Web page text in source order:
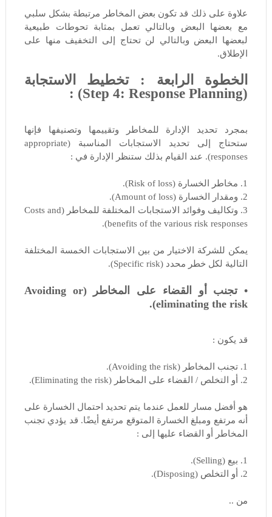
علاوة على ذلك قد تكون بعض المخاطر مرتبطة بشكل سلبي
مع بعضها البعض وبالتالي تعمل بمثابة تحوطات طبيعية
لبعضها البعض وبالتالي لن تحتاج إلى التخفيف منها على
الإطلاق.
الخطوة الرابعة : تخطيط الاستجابة
(Step 4: Response Planning) :
بمجرد تحديد الإدارة للمخاطر وتقييمها وتصنيفها فإنها
ستحتاج إلى تحديد الاستجابات المناسبة (appropriate
responses). عند القيام بذلك ستنظر الإدارة في :
1. مخاطر الخسارة (Risk of loss).
2. ومقدار الخسارة (Amount of loss).
3. وتكاليف وفوائد الاستجابات المختلفة للمخاطر (Costs and
benefits of the various risk responses).
يمكن للشركة الاختيار من بين الاستجابات الخمسة المختلفة
التالية لكل خطر محدد (Specific risk).
• تجنب أو القضاء على المخاطر (Avoiding or
eliminating the risk).
قد يكون :
1. تجنب المخاطر (Avoiding the risk).
2. أو التخلص / القضاء على المخاطر (Eliminating the risk).
هو أفضل مسار للعمل عندما يتم تحديد احتمال الخسارة على
أنه مرتفع ومبلغ الخسارة المتوقع مرتفع أيضًا. قد يؤدي تجنب
المخاطر أو القضاء عليها إلى :
1. بيع (Selling).
2. أو التخلص (Disposing).
من ..